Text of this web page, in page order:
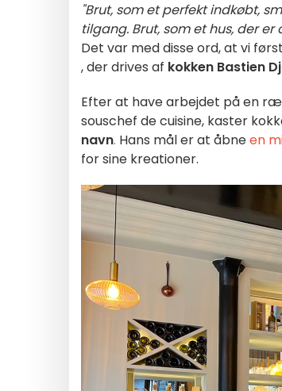
"Brut, som et perfekt indkøbt,
tilgang. Brut, som et hus, der
Det var med disse ord, at vi
, der drives af kokken Bastien
Efter at have arbejdet på en
souschef de cuisine, kaster
navn. Hans mål er at åbneen
for sine kreationer.